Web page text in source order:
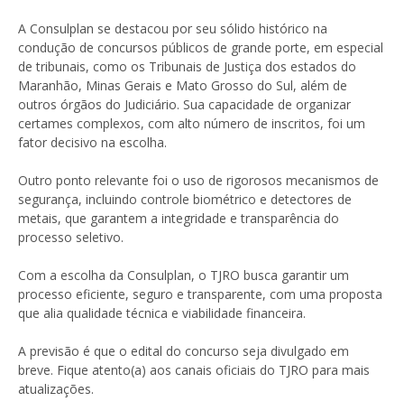
A Consulplan se destacou por seu sólido histórico na
condução de concursos públicos de grande porte, em especial
de tribunais, como os Tribunais de Justiça dos estados do
Maranhão, Minas Gerais e Mato Grosso do Sul, além de
outros órgãos do Judiciário. Sua capacidade de organizar
certames complexos, com alto número de inscritos, foi um
fator decisivo na escolha.
Outro ponto relevante foi o uso de rigorosos mecanismos de
segurança, incluindo controle biométrico e detectores de
metais, que garantem a integridade e transparência do
processo seletivo.
Com a escolha da Consulplan, o TJRO busca garantir um
processo eficiente, seguro e transparente, com uma proposta
que alia qualidade técnica e viabilidade financeira.
A previsão é que o edital do concurso seja divulgado em
breve. Fique atento(a) aos canais oficiais do TJRO para mais
atualizações.